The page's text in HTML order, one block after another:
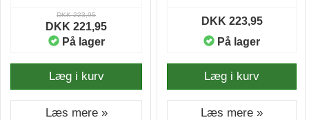
DKK 223,95
DKK 221,95
På lager
Læg i kurv
Læs mere »
DKK 223,95
På lager
Læg i kurv
Læs mere »